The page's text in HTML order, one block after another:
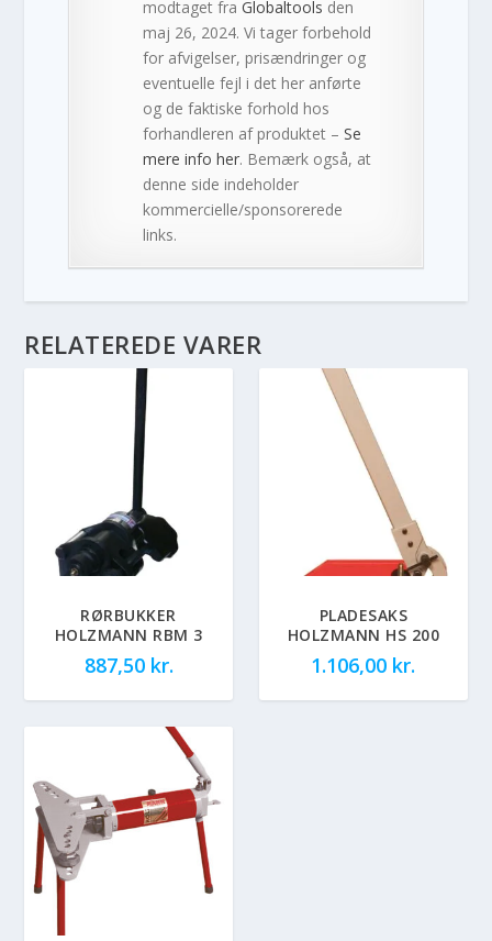
modtaget fraGlobaltools den
maj 26, 2024. Vi tager forbehold
for afvigelser, prisændringer og
eventuelle fejl i det her anførte
og de faktiske forhold hos
forhandleren af produktet –Se
mere info her. Bemærk også, at
denne side indeholder
kommercielle/sponsorerede
links.
RELATEREDE VARER
RØRBUKKER
HOLZMANN RBM 3
887,50 kr.
PLADESAKS
HOLZMANN HS 200
1.106,00 kr.